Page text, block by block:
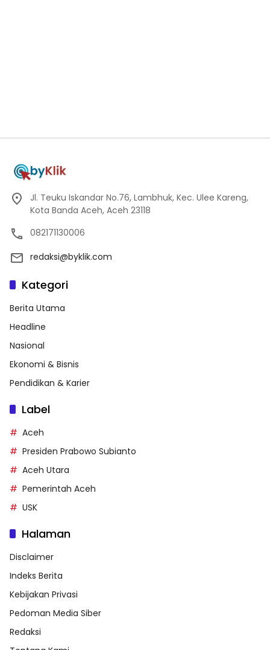
Jl. Teuku Iskandar No.76, Lambhuk, Kec. Ulee Kareng,
Kota Banda Aceh, Aceh 23118
082171130006
redaksi@byklik.com
Kategori
Berita Utama
Headline
Nasional
Ekonomi & Bisnis
Pendidikan & Karier
Label
Aceh
Presiden Prabowo Subianto
Aceh Utara
Pemerintah Aceh
USK
Halaman
Disclaimer
Indeks Berita
Kebijakan Privasi
Pedoman Media Siber
Redaksi